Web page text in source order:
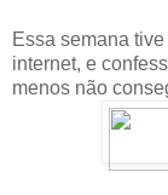
Essa semana
internet, e
menos não